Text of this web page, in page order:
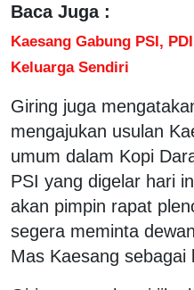
Baca Juga :
Kaesang Gabung PSI,
Keluarga Sendiri
Giring juga
mengajukan usulan
umum dalam Kopi
PSI yang digelar hari
akan pimpin rapat
segera meminta
Mas Kaesang